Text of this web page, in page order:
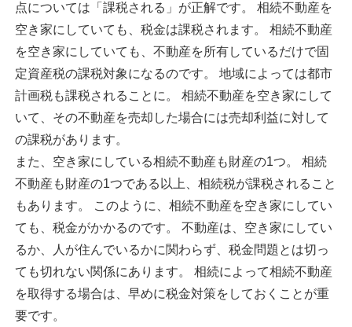
点については「課税される」が正解です。 相続不動産を
空き家にしていても、税金は課税されます。 相続不動産
を空き家にしていても、不動産を所有しているだけで固
定資産税の課税対象になるのです。 地域によっては都市
計画税も課税されることに。 相続不動産を空き家にして
いて、その不動産を売却した場合には売却利益に対して
の課税があります。
また、空き家にしている相続不動産も財産の1つ。 相続
不動産も財産の1つである以上、相続税が課税されること
もあります。 このように、相続不動産を空き家にしてい
ても、税金がかかるのです。 不動産は、空き家にしてい
るか、人が住んでいるかに関わらず、税金問題とは切っ
ても切れない関係にあります。 相続によって相続不動産
を取得する場合は、早めに税金対策をしておくことが重
要です。